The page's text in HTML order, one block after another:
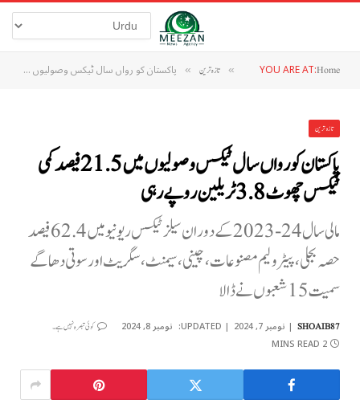
YOU ARE AT:Home
» تازہ ترین » پاکستان کو رواں سال ٹیکس وصولیوں میں 21.5 فیصد کمی ٹیکس چھوٹ 3.8 ٹریلین روپے رہی
تازہ ترین
پاکستان کو رواں سال ٹیکس وصولیوں میں 21.5 فیصد کمی
ٹیکس چھوٹ 3.8 ٹریلین روپے رہی
مالی سال 24-2023 کے دوران سیلز ٹیکس ریونیو میں 62.4 فیصد
حصہ بجلی، پیٹرولیم مصنوعات، چینی، سیمنٹ، سگریٹ اور سوتی دھاگے
سمیت 15 شعبوں نے ڈالا
SHOAIB87 نومبر 7, 2024 UPDATED: نومبر 8, 2024 کوئی تبصرہ نہیں ہے۔
2 MINS READ